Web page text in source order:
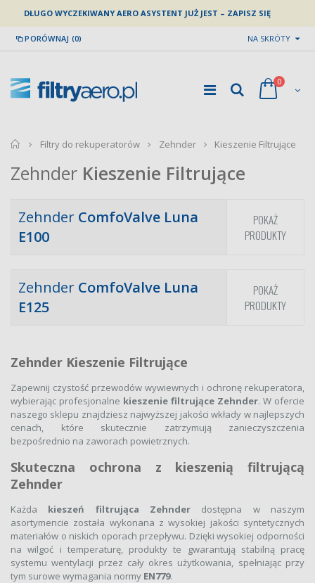
DŁUGO WYCZEKIWANY AERO ASYSTENT JUŻ JEST – ZAPISZ SIĘ
PORÓWNAJ (0) NA SKRÓTY
0
home
Filtry do rekuperatorów Zehnder Kieszenie Filtrujące
Zehnder Kieszenie Filtrujące
Zehnder ComfoValve Luna
E100
POKAŻ
PRODUKTY
Zehnder ComfoValve Luna
E125
POKAŻ
PRODUKTY
Zehnder Kieszenie Filtrujące
Zapewnij czystość przewodów wywiewnych i ochronę rekuperatora,
wybierając profesjonalne kieszenie filtrujące Zehnder. W ofercie
naszego sklepu znajdziesz najwyższej jakości wkłady w najlepszych
cenach, które skutecznie zatrzymują zanieczyszczenia
bezpośrednio na zaworach powietrznych.
Skuteczna ochrona z kieszenią filtrującą
Zehnder
Każda kieszeń filtrująca Zehnder dostępna w naszym
asortymencie została wykonana z wysokiej jakości syntetycznych
materiałów o niskich oporach przepływu. Dzięki wysokiej odporności
na wilgoć i temperaturę, produkty te gwarantują stabilną pracę
systemu wentylacji przez cały okres użytkowania, spełniając przy
tym surowe wymagania normy EN779.